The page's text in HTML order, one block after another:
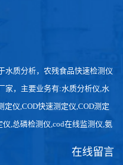
水质分析，农残食品快速检测仪
家，主要业务有:水质分析仪,水
定仪,COD快速测定仪,COD测定
,总磷检测仪,cod在线监测仪,氨
在线留言